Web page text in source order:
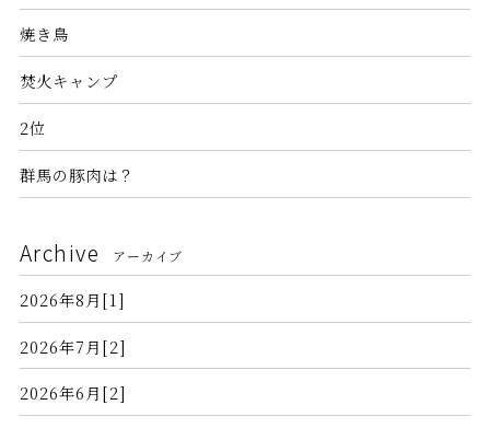
焼き鳥
焚火キャンプ
2位
群馬の豚肉は？
Archive アーカイブ
2026年8月[1]
2026年7月[2]
2026年6月[2]